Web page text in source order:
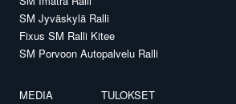
SM Jyväskylä Ralli
Fixus SM Ralli Kitee
SM Porvoon Autopalvelu Ralli
MEDIA
TULOKSET